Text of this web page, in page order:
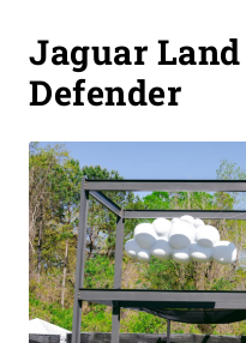
Jaguar Land
Defender